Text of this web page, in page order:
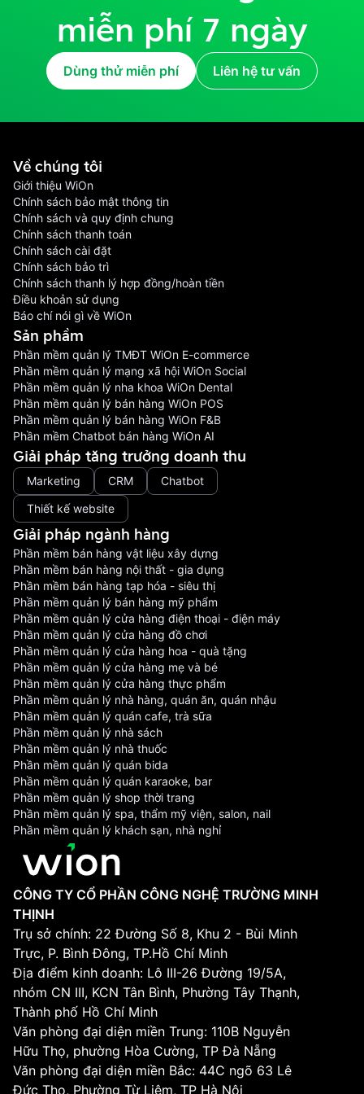
miễn phí 7 ngày
Dùng thử miễn phí Liên hệ tư vấn
Về chúng tôi
Giới thiệu WiOn
Chính sách bảo mật thông tin
Chính sách và quy định chung
Chính sách thanh toán
Chính sách cài đặt
Chính sách bảo trì
Chính sách thanh lý hợp đồng/hoàn tiền
Điều khoản sử dụng
Báo chí nói gì về WiOn
Sản phầm
Phần mềm quản lý TMĐT WiOn E-commerce
Phần mềm quản lý mạng xã hội WiOn Social
Phần mềm quản lý nha khoa WiOn Dental
Phần mềm quản lý bán hàng WiOn POS
Phần mềm quản lý bán hàng WiOn F&B
Phần mềm Chatbot bán hàng WiOn AI
Giải pháp tăng trưởng doanh thu
Marketing CRM
Chatbot
Thiết kế website
Giải pháp ngành hàng
Phần mềm bán hàng vật liệu xây dựng
Phần mềm bán hàng nội thất - gia dụng
Phần mềm bán hàng tạp hóa - siêu thị
Phần mềm quản lý bán hàng mỹ phẩm
Phần mềm quản lý cửa hàng điện thoại - điện máy
Phần mềm quản lý cửa hàng đồ chơi
Phần mềm quản lý cửa hàng hoa - quà tặng
Phần mềm quản lý cửa hàng mẹ và bé
Phần mềm quản lý cửa hàng thực phẩm
Phần mềm quản lý nhà hàng, quán ăn, quán nhậu
Phần mềm quản lý quán cafe, trà sữa
Phần mềm quản lý nhà sách
Phần mềm quản lý nhà thuốc
Phần mềm quản lý quán bida
Phần mềm quản lý quán karaoke, bar
Phần mềm quản lý shop thời trang
Phần mềm quản lý spa, thẩm mỹ viện, salon, nail
Phần mềm quản lý khách sạn, nhà nghỉ
CÔNG TY CỔ PHẦN CÔNG NGHỆ TRƯỜNG MINH
THỊNH
Trụ sở chính: 22 Đường Số 8, Khu 2 - Bùi Minh
Trực, P. Bình Đông, TP.Hồ Chí Minh
Địa điểm kinh doanh: Lô III-26 Đường 19/5A,
nhóm CN III, KCN Tân Bình, Phường Tây Thạnh,
Thành phố Hồ Chí Minh
Văn phòng đại diện miền Trung: 110B Nguyễn
Hữu Thọ, phường Hòa Cường, TP Đà Nẵng
Văn phòng đại diện miền Bắc: 44C ngõ 63 Lê
Đức Thọ, Phường Từ Liêm, TP Hà Nội